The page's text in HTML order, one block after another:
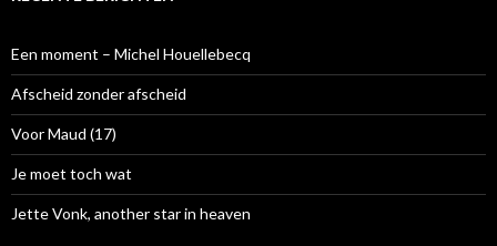
a
a
r
:
Een moment – Michel Houellebecq
Afscheid zonder afscheid
Voor Maud (17)
Je moet toch wat
Jette Vonk, another star in heaven